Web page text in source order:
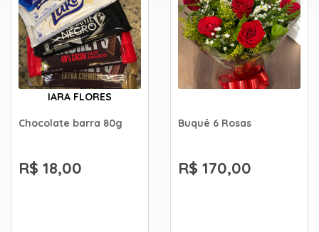
IARA FLORES
Chocolate barra 80g
R$ 18,00
Buquê 6 Rosas
R$ 170,00